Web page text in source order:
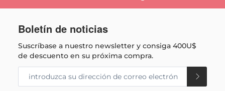
Boletín de noticias
Suscríbase a nuestro newsletter y consiga400U$
de descuento en su próxima compra.